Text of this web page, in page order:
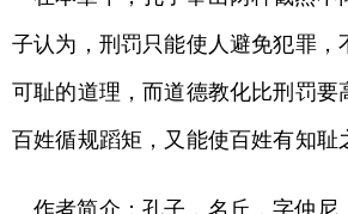
子认为，刑罚只能使人避免犯罪，
可耻的道理，而道德教化比刑罚要
百姓循规蹈矩，又能使百姓有知耻
作者简介：孔子，名丘，字仲尼